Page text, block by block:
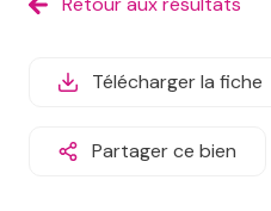
biensTélécharger la fiche
Partager ce bien